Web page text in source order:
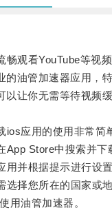
观看YouTube等视频
的油管加速器应用，
以让你无需等待视频
应用的使用非常简
Store中搜索并下
并根据提示进行设置
择您所在的国家或地
用油管加速器。